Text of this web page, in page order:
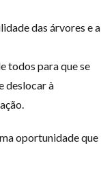
das árvores e a
todos para que se
deslocar à
oportunidade que